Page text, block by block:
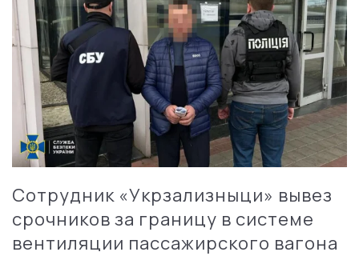
Сотрудник «Укрзализныци» вывез
срочников за границу в системе
вентиляции пассажирского вагона